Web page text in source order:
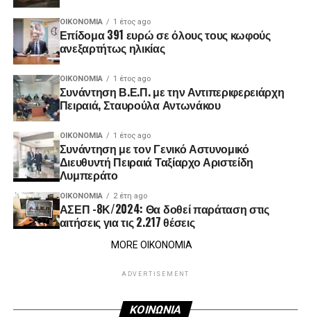
ΟΙΚΟΝΟΜΊΑ 1 έτος ago
Επίδομα 391 ευρώ σε όλους τους κωφούς
ανεξαρτήτως ηλικίας
ΟΙΚΟΝΟΜΊΑ 1 έτος ago
Συνάντηση Β.Ε.Π. με την Αντιπεριφερειάρχη
Πειραιά, Σταυρούλα Αντωνάκου
ΟΙΚΟΝΟΜΊΑ 1 έτος ago
Συνάντηση με τον Γενικό Αστυνομικό
Διευθυντή Πειραιά Ταξίαρχο Αριστείδη
Λυμπεράτο
ΟΙΚΟΝΟΜΊΑ 2 έτη ago
ΑΣΕΠ -8Κ/2024: Θα δοθεί παράταση στις
αιτήσεις για τις 2.217 θέσεις
MORE ΟΙΚΟΝΟΜΙΑ
ADVERTISEMENT
ΚΟΙΝΩΝΙΑ